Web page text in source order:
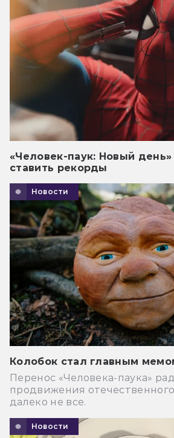
«Человек-паук: Новый
ставить рекорды
Новости
Колобок стал главным
Перенос «Человека-паука»
продвижения
далеко не все.
Новости